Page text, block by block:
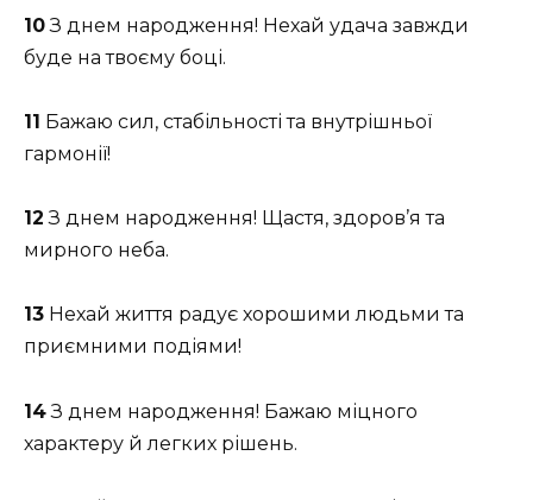
10З днем народження! Нехай удача завжди
буде на твоєму боці.
11 Бажаю сил, стабільності та внутрішньої
гармонії!
12 З днем народження! Щастя, здоров’я та
мирного неба.
13 Нехай життя радує хорошими людьми та
приємними подіями!
14З днем народження! Бажаю міцного
характеру й легких рішень.